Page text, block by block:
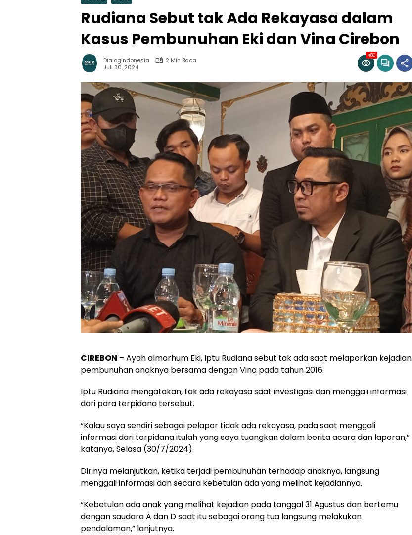
Rudiana Sebut tak Ada Rekayasa dalam
Kasus Pembunuhan Eki dan Vina Cirebon
Dialogindonesia
2 Min Baca
Juli 30, 2024
480
CIREBON – Ayah almarhum Eki, Iptu Rudiana sebut tak ada saat melaporkan kejadian
pembunuhan anaknya bersama dengan Vina pada tahun 2016.
Iptu Rudiana mengatakan, tak ada rekayasa saat investigasi dan menggali informasi
dari para terpidana tersebut.
“Kalau saya sendiri sebagai pelapor tidak ada rekayasa, pada saat menggali
informasi dari terpidana itulah yang saya tuangkan dalam berita acara dan laporan,”
katanya, Selasa (30/7/2024).
Dirinya melanjutkan, ketika terjadi pembunuhan terhadap anaknya, langsung
menggali informasi dan secara kebetulan ada yang melihat kejadiannya.
“Kebetulan ada anak yang melihat kejadian pada tanggal 31 Agustus dan bertemu
dengan saudara A dan D saat itu sebagai orang tua langsung melakukan
pendalaman,” lanjutnya.